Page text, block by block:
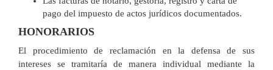
pago del impuesto de actos jurídicos documentados.
HONORARIOS
El procedimiento de reclamación en la defensa de sus
intereses se tramitaría de manera individual mediante la